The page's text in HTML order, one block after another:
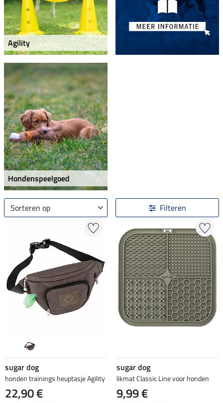
Agility
Hondenspeelgoed
Sorteren op Filteren
sugar dog
honden trainings heuptasje Agility
22,90 €
sugar dog
likmat Classic Line voor honden
9,99 €